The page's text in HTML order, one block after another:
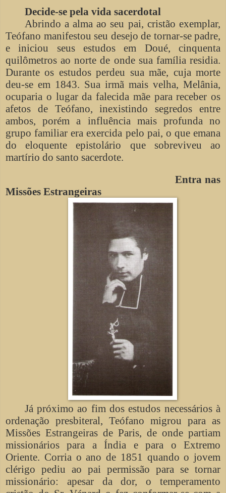
Decide-se pela vida sacerdotal
Abrindo a alma ao seu pai, cristão exemplar,
Teófano manifestou seu desejo de tornar-se padre,
e iniciou seus estudos em Doué, cinquenta
quilômetros ao norte de onde sua família residia.
Durante os estudos perdeu sua mãe, cuja morte
deu-se em 1843. Sua irmã mais velha, Melânia,
ocuparia o lugar da falecida mãe para receber os
afetos de Teófano, inexistindo segredos entre
ambos, porém a influência mais profunda no
grupo familiar era exercida pelo pai, o que emana
do eloquente epistolário que sobreviveu ao
martírio do santo sacerdote.
Entra nas
Missões Estrangeiras
Já próximo ao fim dos estudos necessários à
ordenação presbiteral, Teófano migrou para as
Missões Estrangeiras de Paris, de onde partiam
missionários para a Índia e para o Extremo
Oriente. Corria o ano de 1851 quando o jovem
clérigo pediu ao pai permissão para se tornar
missionário: apesar da dor, o temperamento